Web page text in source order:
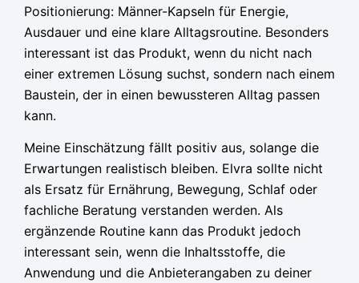
Positionierung: Männer-Kapseln für Energie,
Ausdauer und eine klare Alltagsroutine. Besonders
interessant ist das Produkt, wenn du nicht nach
einer extremen Lösung suchst, sondern nach einem
Baustein, der in einen bewussteren Alltag passen
kann.
Meine Einschätzung fällt positiv aus, solange die
Erwartungen realistisch bleiben. Elvra sollte nicht
als Ersatz für Ernährung, Bewegung, Schlaf oder
fachliche Beratung verstanden werden. Als
ergänzende Routine kann das Produkt jedoch
interessant sein, wenn die Inhaltsstoffe, die
Anwendung und die Anbieterangaben zu deiner